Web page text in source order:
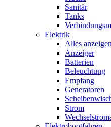
Sanitär
Tanks
Elektrik
Alles
Anzeiger
Batterien
Beleuchtung
Empfang
Generatoren
Strom